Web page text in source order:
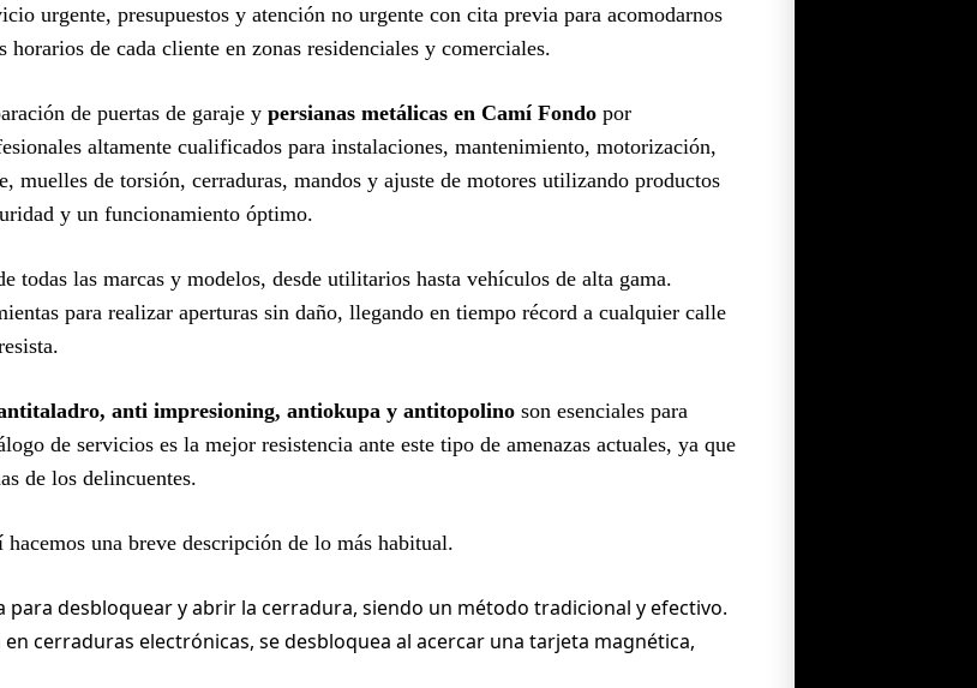
urgente, presupuestos y atención no urgente con cita previa para acomodarnos
horarios de cada cliente en zonas residenciales y comerciales.
de puertas de garaje y persianas metálicas en Camí Fondo por
altamente cualificados para instalaciones, mantenimiento, motorización,
muelles de torsión, cerraduras, mandos y ajuste de motores utilizando productos
y un funcionamiento óptimo.
todas las marcas y modelos, desde utilitarios hasta vehículos de alta gama.
para realizar aperturas sin daño, llegando en tiempo récord a cualquier calle
anti impresioning, antiokupa y antitopolino son esenciales para
de servicios es la mejor resistencia ante este tipo de amenazas actuales, ya que
de los delincuentes.
una breve descripción de lo más habitual.
para desbloquear y abrir la cerradura, siendo un método tradicional y efectivo.
en cerraduras electrónicas, se desbloquea al acercar una tarjeta magnética,